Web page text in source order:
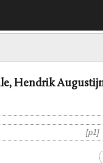
Hendrik
p1